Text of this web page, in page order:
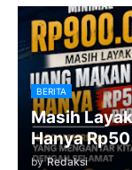
BERITA
Masih
Hanya
by Redaksi